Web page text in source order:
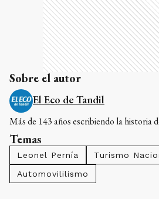
Sobre el autor
El Eco de Tandil
Más de 143 años escribiendo la historia
Temas
Leonel Pernía
Turismo
Automovililismo